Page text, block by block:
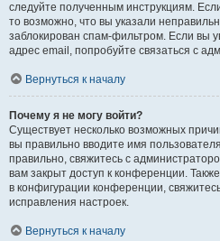
следуйте полученным инструкциям.
то возможно, что вы указали
заблокирован спам-фильтром. Если вы
адрес email, попробуйте связаться с
Вернуться к началу
Почему я не могу войти?
Существует несколько возможных
вы правильно вводите имя
правильно, свяжитесь с
вам закрыт доступ к конференции.
в конфигурации конференции,
исправления настроек.
Вернуться к началу